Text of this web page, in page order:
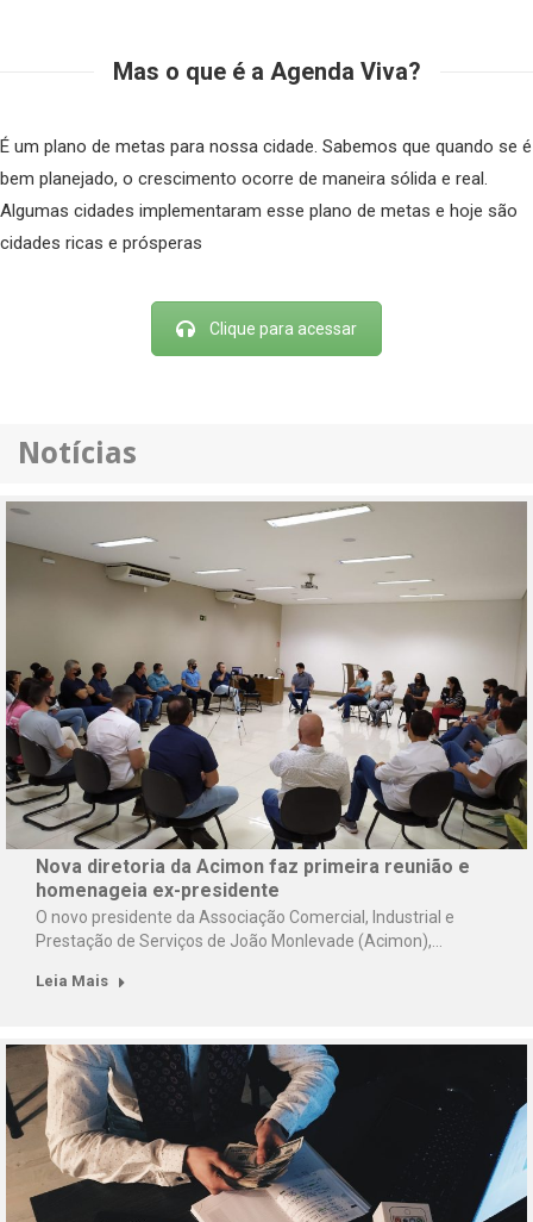
Mas o que é a Agenda Viva?
É um plano de metas para nossa cidade. Sabemos que quando se é
bem planejado, o crescimento ocorre de maneira sólida e real.
Algumas cidades implementaram esse plano de metas e hoje são
cidades ricas e prósperas
Clique para acessar
Notícias
Nova diretoria da Acimon faz primeira reunião e
homenageia ex-presidente
O novo presidente da Associação Comercial, Industrial e
Prestação de Serviços de João Monlevade (Acimon),…
Leia Mais